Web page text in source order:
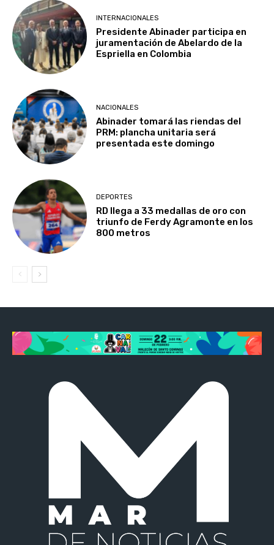
INTERNACIONALES
Presidente Abinader participa en
juramentación de Abelardo de la
Espriella en Colombia
NACIONALES
Abinader tomará las riendas del
PRM: plancha unitaria será
presentada este domingo
DEPORTES
RD llega a 33 medallas de oro con
triunfo de Ferdy Agramonte en los
800 metros